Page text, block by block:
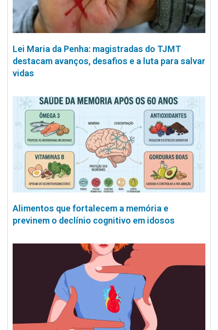
Lei Maria da Penha: magistradas do TJMT
destacam avanços, desafios e a luta para salvar
vidas
Alimentos que fortalecem a memória e
previnem o declínio cognitivo em idosos